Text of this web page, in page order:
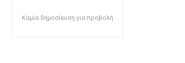
Καμία δημοσίευση για προβολή